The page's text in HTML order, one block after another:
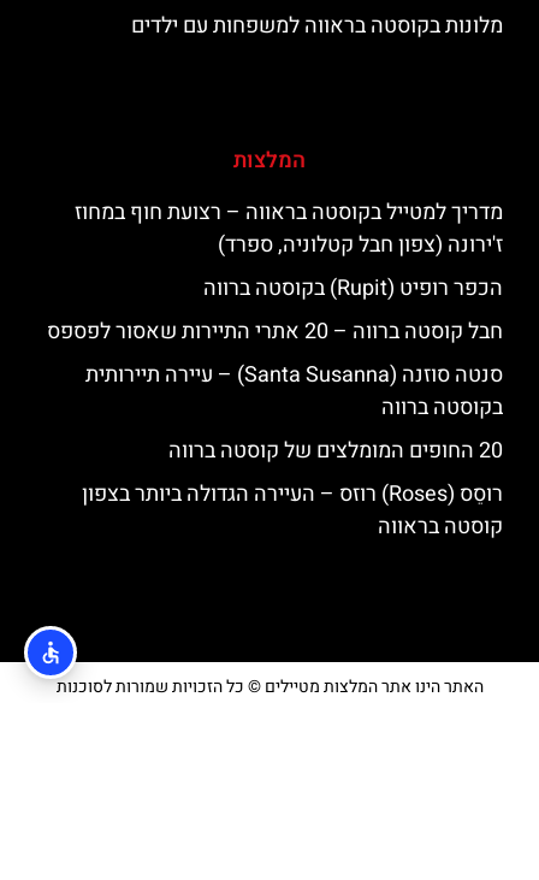
מלונות בקוסטה בראווה למשפחות עם ילדים
המלצות
מדריך למטייל בקוסטה בראווה – רצועת חוף במחוז
ז'ירונה (צפון חבל קטלוניה, ספרד)
הכפר רופיט (Rupit) בקוסטה ברווה
חבל קוסטה ברווה – 20 אתרי התיירות שאסור לפספס
סנטה סוזנה (Santa Susanna) – עיירה תיירותית
בקוסטה ברווה
20 החופים המומלצים של קוסטה ברווה
רוסֵס (Roses) רוזס – העיירה הגדולה ביותר בצפון
קוסטה בראווה
האתר הינו אתר המלצות מטיילים © כל הזכויות שמורות לסוכנות